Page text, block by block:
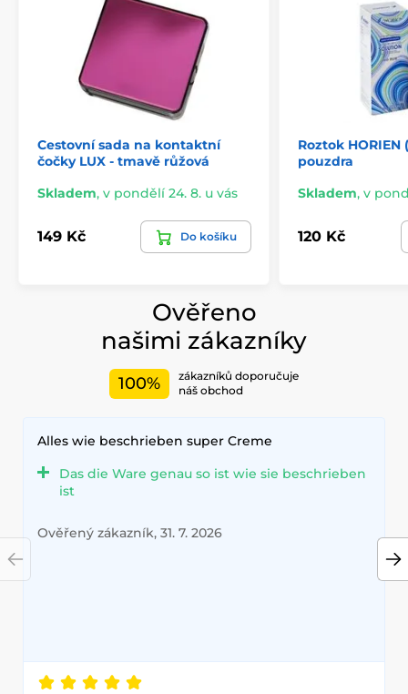
Cestovní sada na kontaktní
čočky LUX - tmavě růžová
Skladem, v pondělí 24. 8. u vás
149 Kč Do košíku
Roztok HORIEN
pouzdra
Skladem, v
120 Kč
Ověřeno
našimi zákazníky
100%
zákazníků doporučuje
náš obchod
Alles wie beschrieben super Creme
Das die Ware genau so ist wie sie beschrieben
ist
Ověřený zákazník, 31. 7. 2026